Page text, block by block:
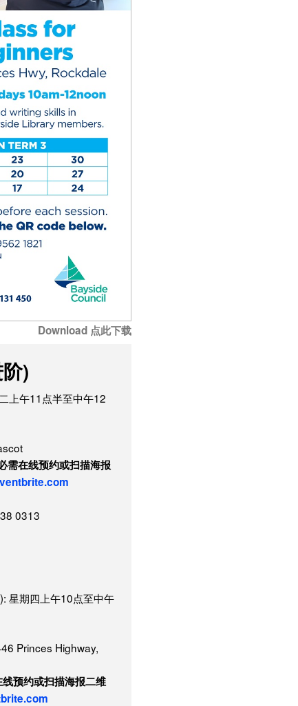
Download 点此下载
)
上午11点半至中午12
需在线预约或扫描海报
0313
星期四上午10点至中午
Princes Highway,
预约或扫描海报二维